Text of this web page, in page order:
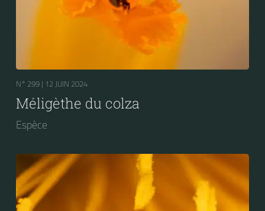
N° 299 | 12 JUIN 2024
Méligèthe du colza
Espèce